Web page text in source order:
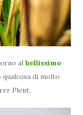
al bellissimo
qualcosa di molto
Plent.